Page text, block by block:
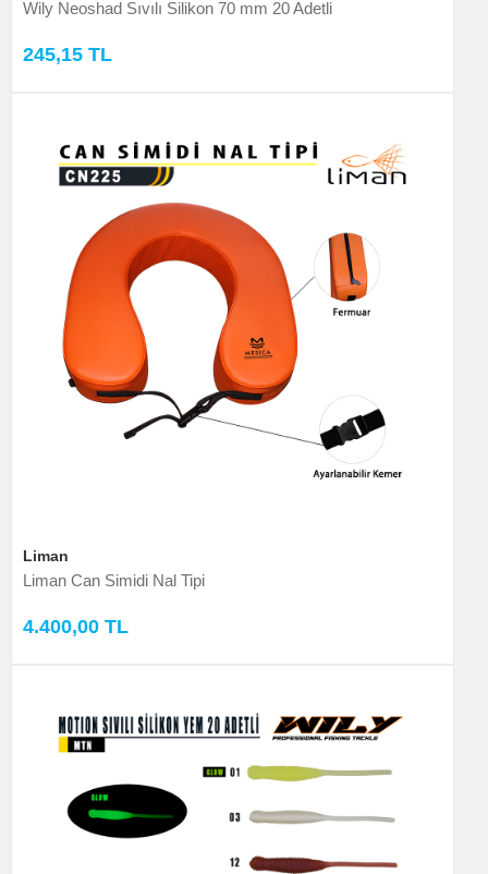
Wily Neoshad Sıvılı Silikon 70 mm 20 Adetli
245,15 TL
Liman
Liman Can Simidi Nal Tipi
4.400,00 TL